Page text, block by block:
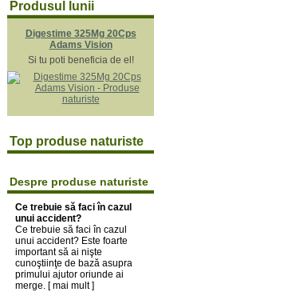
Produsul lunii
Digestime 325Mg 20Cps
Adams Vision
Si tu poti beneficia de el!
Top produse naturiste
Despre produse naturiste
Ce trebuie să faci în cazul
unui accident?
Ce trebuie să faci în cazul
unui accident? Este foarte
important să ai nişte
cunoştiinţe de bază asupra
primului ajutor oriunde ai
merge. [mai mult]